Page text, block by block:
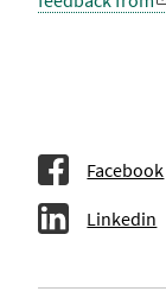
Facebook
Linkedin